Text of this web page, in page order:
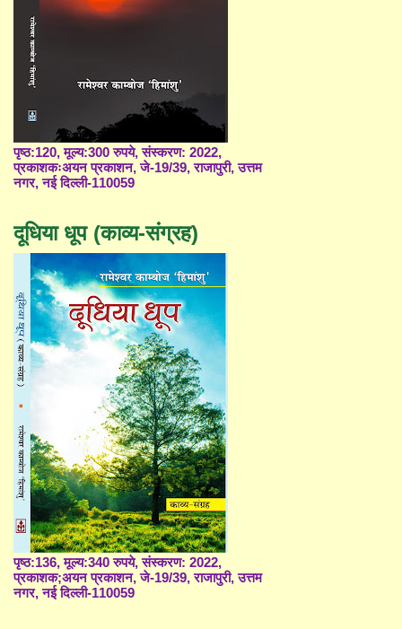
पृष्ठ:120, मूल्य:300 रुपये, संस्करण: 2022,
प्रकाशकःअयन प्रकाशन, जे-19/39, राजापुरी, उत्तम
नगर, नई दिल्ली-110059
दूधिया धूप (काव्य-संग्रह)
पृष्ठ:136, मूल्य:340 रुपये, संस्करण: 2022,
प्रकाशक;अयन प्रकाशन, जे-19/39, राजापुरी, उत्तम
नगर, नई दिल्ली-110059